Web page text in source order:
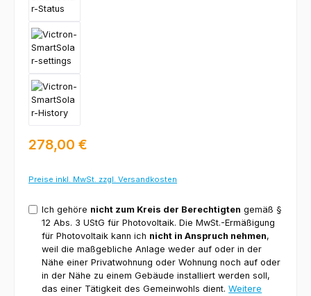
Regulärer Preis:
278,00 €
Preise inkl. MwSt. zzgl. Versandkosten
Ich gehöre nicht zum Kreis der Berechtigten gemäß §
12 Abs. 3 UStG für Photovoltaik. Die MwSt.-Ermäßigung
für Photovoltaik kann ich nicht in Anspruch nehmen,
weil die maßgebliche Anlage weder auf oder in der
Nähe einer Privatwohnung oder Wohnung noch auf oder
in der Nähe zu einem Gebäude installiert werden soll,
das einer Tätigkeit des Gemeinwohls dient.Weitere